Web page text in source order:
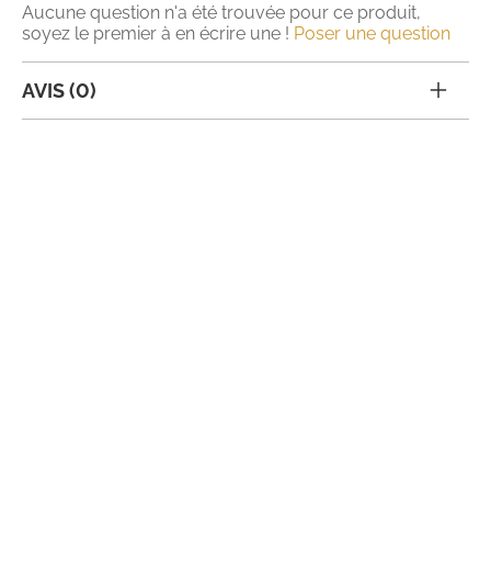
Aucune question n'a été trouvée pour ce produit,
soyez le premier à en écrire une ! Poser une question
AVIS (0)